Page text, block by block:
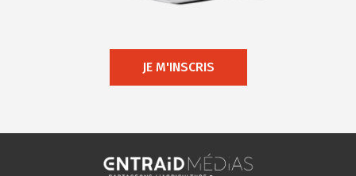
JE M'INSCRIS